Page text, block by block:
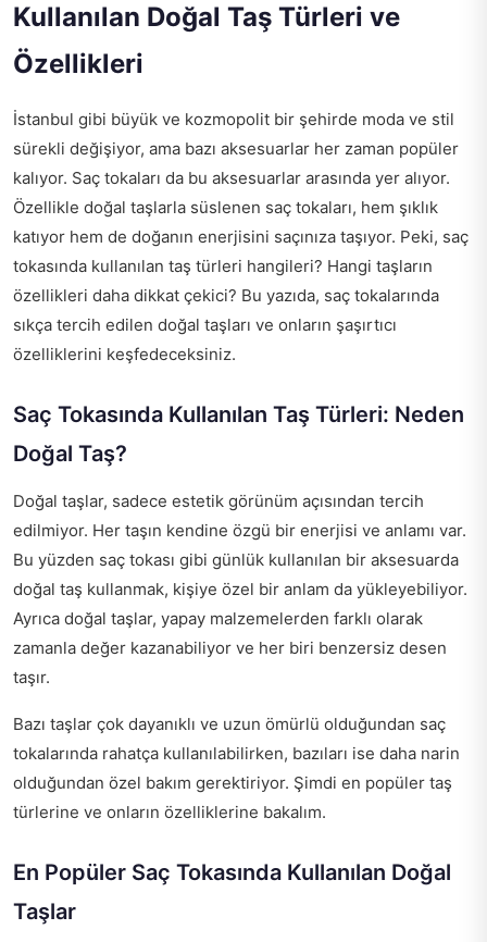
Kullanılan Doğal Taş Türleri ve
Özellikleri
İstanbul gibi büyük ve kozmopolit bir şehirde moda ve stil
sürekli değişiyor, ama bazı aksesuarlar her zaman popüler
kalıyor. Saç tokaları da bu aksesuarlar arasında yer alıyor.
Özellikle doğal taşlarla süslenen saç tokaları, hem şıklık
katıyor hem de doğanın enerjisini saçınıza taşıyor. Peki, saç
tokasında kullanılan taş türleri hangileri? Hangi taşların
özellikleri daha dikkat çekici? Bu yazıda, saç tokalarında
sıkça tercih edilen doğal taşları ve onların şaşırtıcı
özelliklerini keşfedeceksiniz.
Saç Tokasında Kullanılan Taş Türleri: Neden
Doğal Taş?
Doğal taşlar, sadece estetik görünüm açısından tercih
edilmiyor. Her taşın kendine özgü bir enerjisi ve anlamı var.
Bu yüzden saç tokası gibi günlük kullanılan bir aksesuarda
doğal taş kullanmak, kişiye özel bir anlam da yükleyebiliyor.
Ayrıca doğal taşlar, yapay malzemelerden farklı olarak
zamanla değer kazanabiliyor ve her biri benzersiz desen
taşır.
Bazı taşlar çok dayanıklı ve uzun ömürlü olduğundan saç
tokalarında rahatça kullanılabilirken, bazıları ise daha narin
olduğundan özel bakım gerektiriyor. Şimdi en popüler taş
türlerine ve onların özelliklerine bakalım.
En Popüler Saç Tokasında Kullanılan Doğal
Taşlar